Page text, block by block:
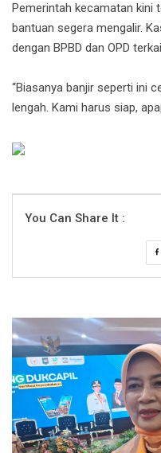
Pemerintah kecamatan kini
bantuan segera mengalir.
dengan BPBD dan OPD
“Biasanya banjir seperti ini
lengah. Kami harus siap,
You Can Share It :